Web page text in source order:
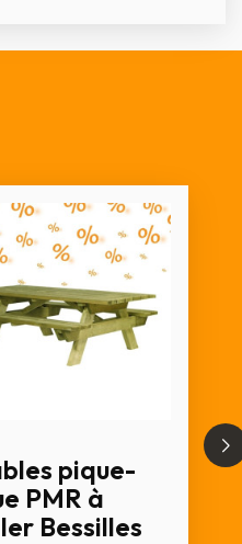
pique-
PMR à
Bessilles